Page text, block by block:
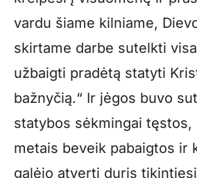
vardu šiame kilniame,
skirtame darbe sutelkti
užbaigti pradėtą statyti
bažnyčią.“ Ir jėgos buvo
statybos sėkmingai tęstos,
metais beveik pabaigtos ir
galėjo atverti duris